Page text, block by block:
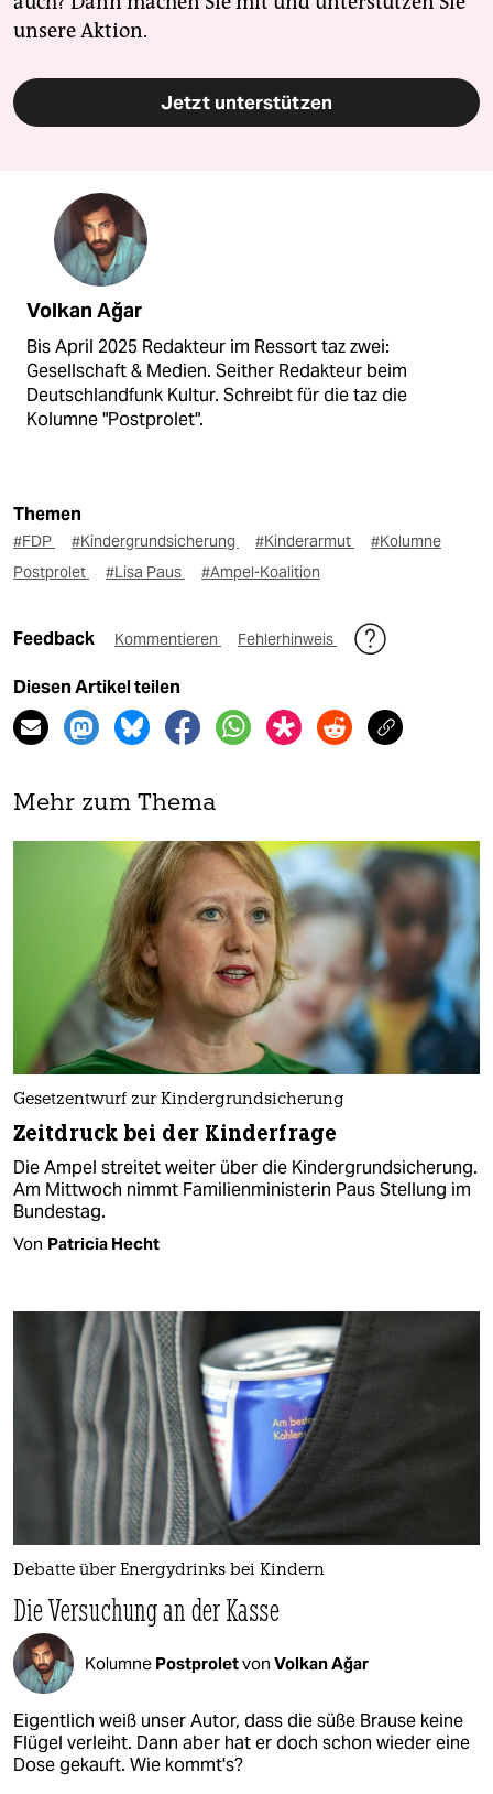
unsere Aktion.
Jetzt unterstützen
Volkan Ağar
Bis April 2025 Redakteur im Ressort taz zwei:
Gesellschaft & Medien. Seither Redakteur beim
Deutschlandfunk Kultur. Schreibt für die taz die
Kolumne "Postprolet".
Themen
#FDP #Kindergrundsicherung #Kinderarmut
#Kolumne
Postprolet
#Lisa Paus #Ampel-Koalition
Feedback Kommentieren Fehlerhinweis
Diesen Artikel teilen
Mehr zum Thema
Gesetzentwurf zur Kindergrundsicherung
Zeitdruck bei der Kinderfrage
Die Ampel streitet weiter über die Kindergrundsicherung.
Am Mittwoch nimmt Familienministerin Paus Stellung im
Bundestag.
Von Patricia Hecht
Debatte über Energydrinks bei Kindern
Die Versuchung an der Kasse
Kolumne Postproletvon Volkan Ağar
Eigentlich weiß unser Autor, dass die süße Brause keine
Flügel verleiht. Dann aber hat er doch schon wieder eine
Dose gekauft. Wie kommt's?